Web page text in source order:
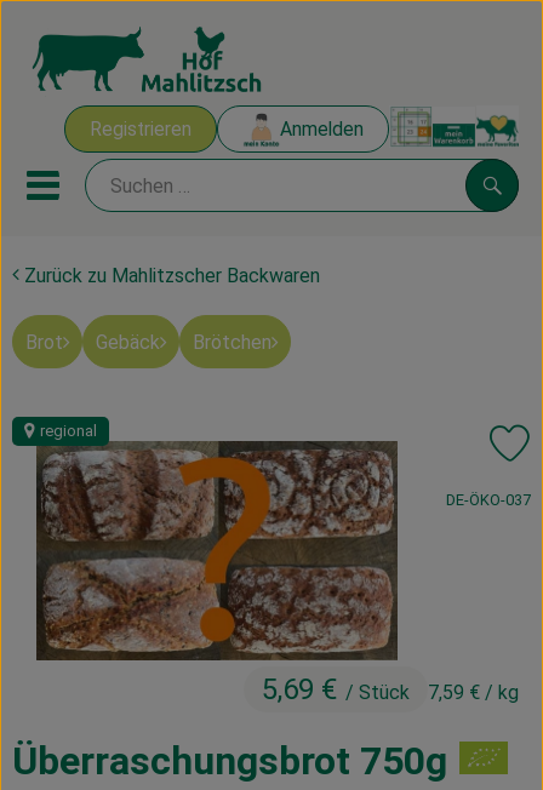
Registrieren Anmelden
Mobiles Menu öffnen oder
Ökokisten
Mahlitzscher Produkte
Ökokisten
Obst & Gemüse
Kühltheke
Vorratskammer
Zurück zu Mahlitzscher Backwaren
Brot Gebäck Brötchen
Überraschungsbrot 750g
5,69 € / Stück 7,59 € / kg
regional
,DE-ÖKO-037